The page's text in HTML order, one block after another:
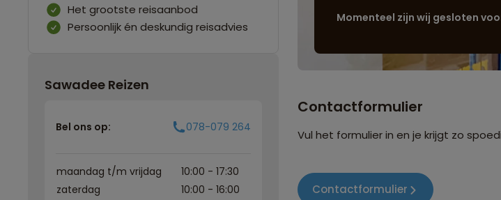
Het grootste reisaanbod
Persoonlijk én deskundig reisadvies
Sawadee Reizen
Bel ons op: 078-079 264
maandag t/m vrijdag
10:00 - 17:30
zaterdag
10:00 - 16:00
Momenteel zijn wij gesloten
Contactformulier
Vul het formulier in en je krijgt zo
Contactformulier